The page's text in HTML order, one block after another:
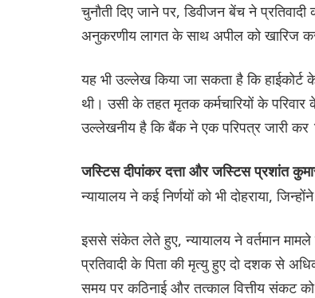
चुनौती दिए जाने पर, डिवीजन बेंच ने
अनुकरणीय लागत के साथ अपील को खारिज
यह भी उल्लेख किया जा सकता है कि
थी। उसी के तहत मृतक कर्मचारियों के
उल्लेखनीय है कि बैंक ने एक परिपत्र जारी कर
जस्टिस दीपांकर दत्ता और जस्टिस प्रशांत
न्यायालय ने कई निर्णयों को भी दोहराया,
इससे संकेत लेते हुए, न्यायालय ने वर्तमान मामले
प्रतिवादी के पिता की मृत्यु हुए दो दशक से
समय पर कठिनाई और तत्काल वित्तीय संकट